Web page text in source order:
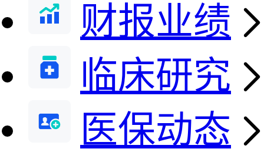
财报业绩
临床研究
医保动态